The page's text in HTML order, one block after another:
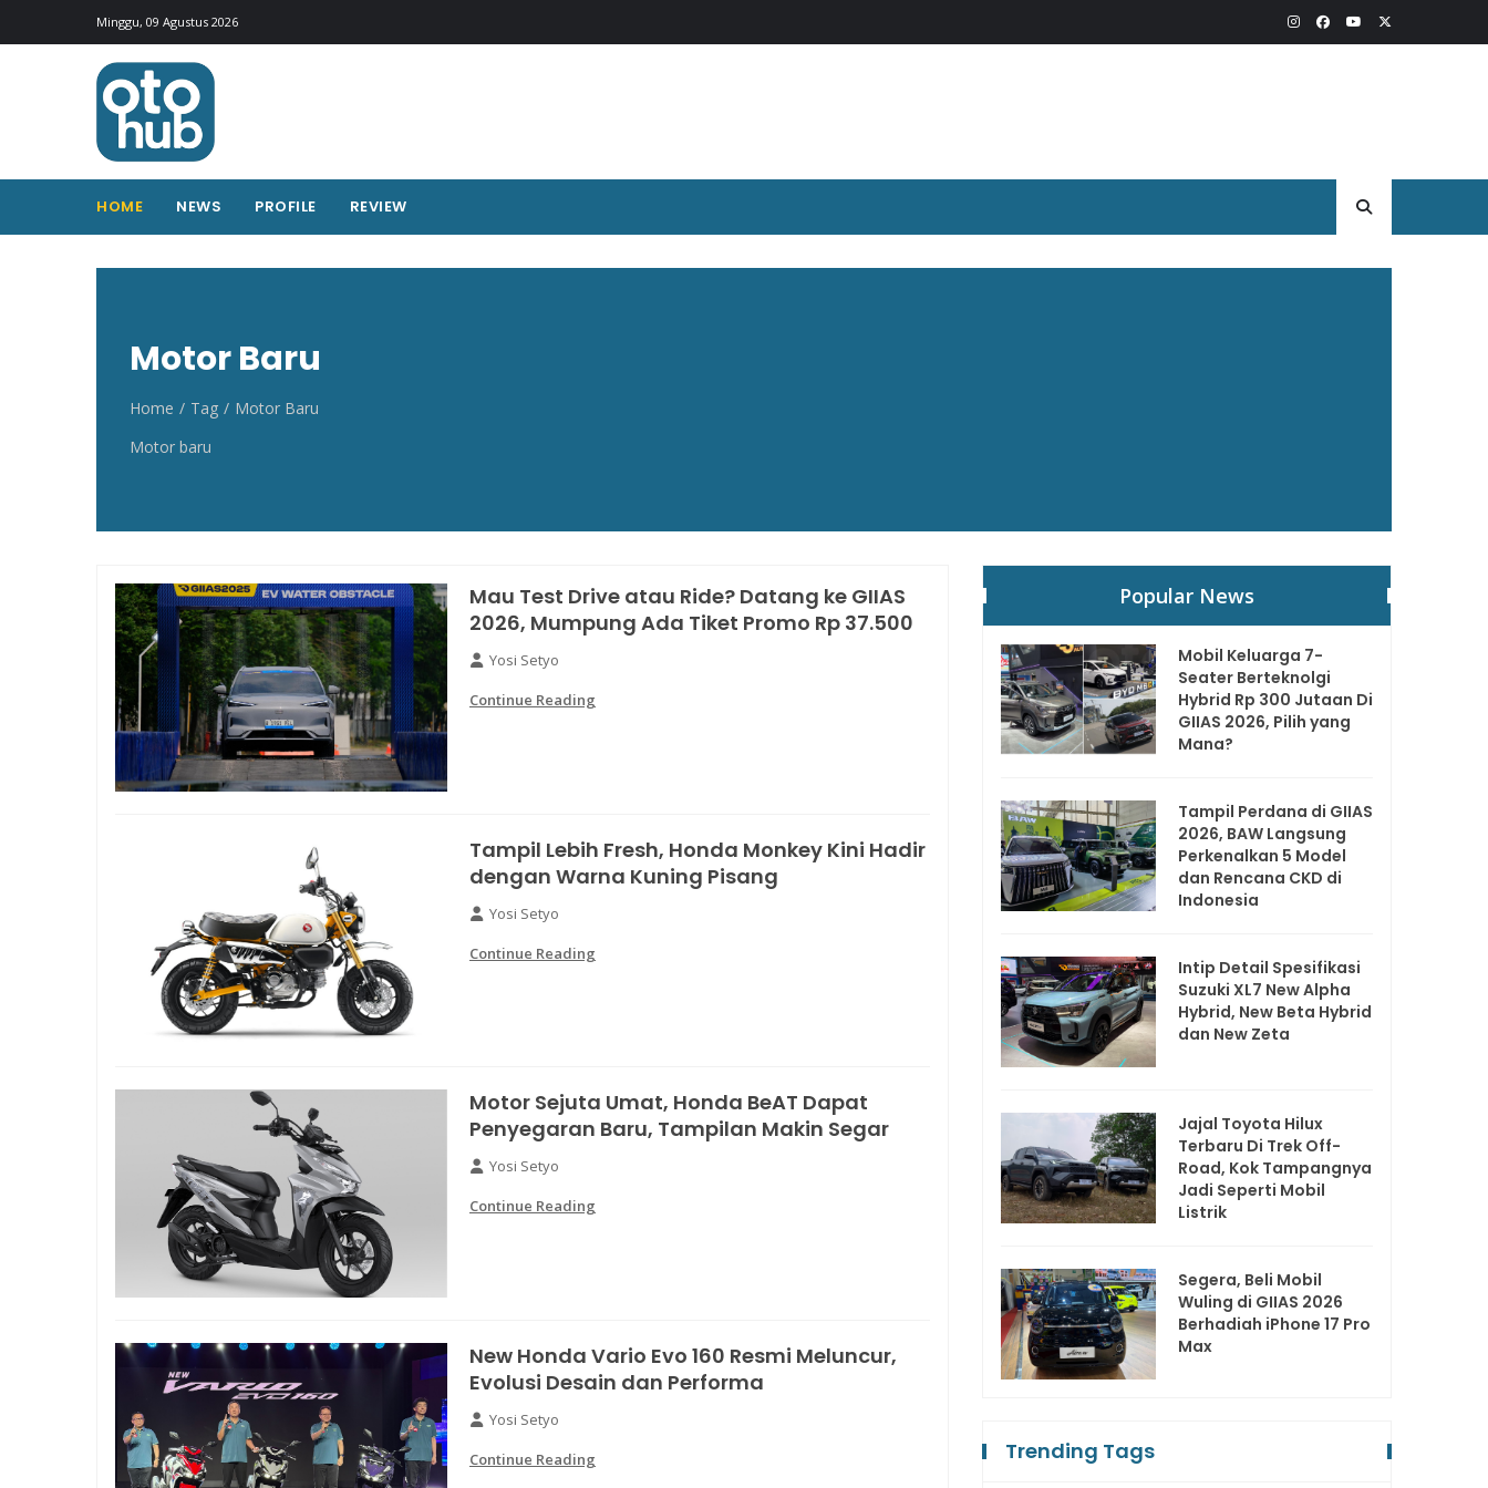
Minggu, 09 Agustus 2026
HOME NEWS PROFILE REVIEW
Otohub.co
Portal berita otomotif Indonesia terkini
Motor Baru
Home Tag
Motor Baru
Motor baru
Mau Test Drive atau Ride? Datang ke GIIAS
2026, Mumpung Ada Tiket Promo Rp 37.500
Yosi Setyo
Continue Reading
Tampil Lebih Fresh, Honda Monkey Kini Hadir
dengan Warna Kuning Pisang
Yosi Setyo
Continue Reading
Motor Sejuta Umat, Honda BeAT Dapat
Penyegaran Baru, Tampilan Makin Segar
Yosi Setyo
Continue Reading
New Honda Vario Evo 160 Resmi Meluncur,
Evolusi Desain dan Performa
Yosi Setyo
Continue Reading
Popular News
Mobil Keluarga 7-
Seater Berteknolgi
Hybrid Rp 300 Jutaan Di
GIIAS 2026, Pilih yang
Mana?
Tampil Perdana di GIIAS
2026, BAW Langsung
Perkenalkan 5 Model
dan Rencana CKD di
Indonesia
Intip Detail Spesifikasi
Suzuki XL7 New Alpha
Hybrid, New Beta Hybrid
dan New Zeta
Jajal Toyota Hilux
Terbaru Di Trek Off-
Road, Kok Tampangnya
Jadi Seperti Mobil
Listrik
Segera, Beli Mobil
Wuling di GIIAS 2026
Berhadiah iPhone 17 Pro
Max
Trending Tags